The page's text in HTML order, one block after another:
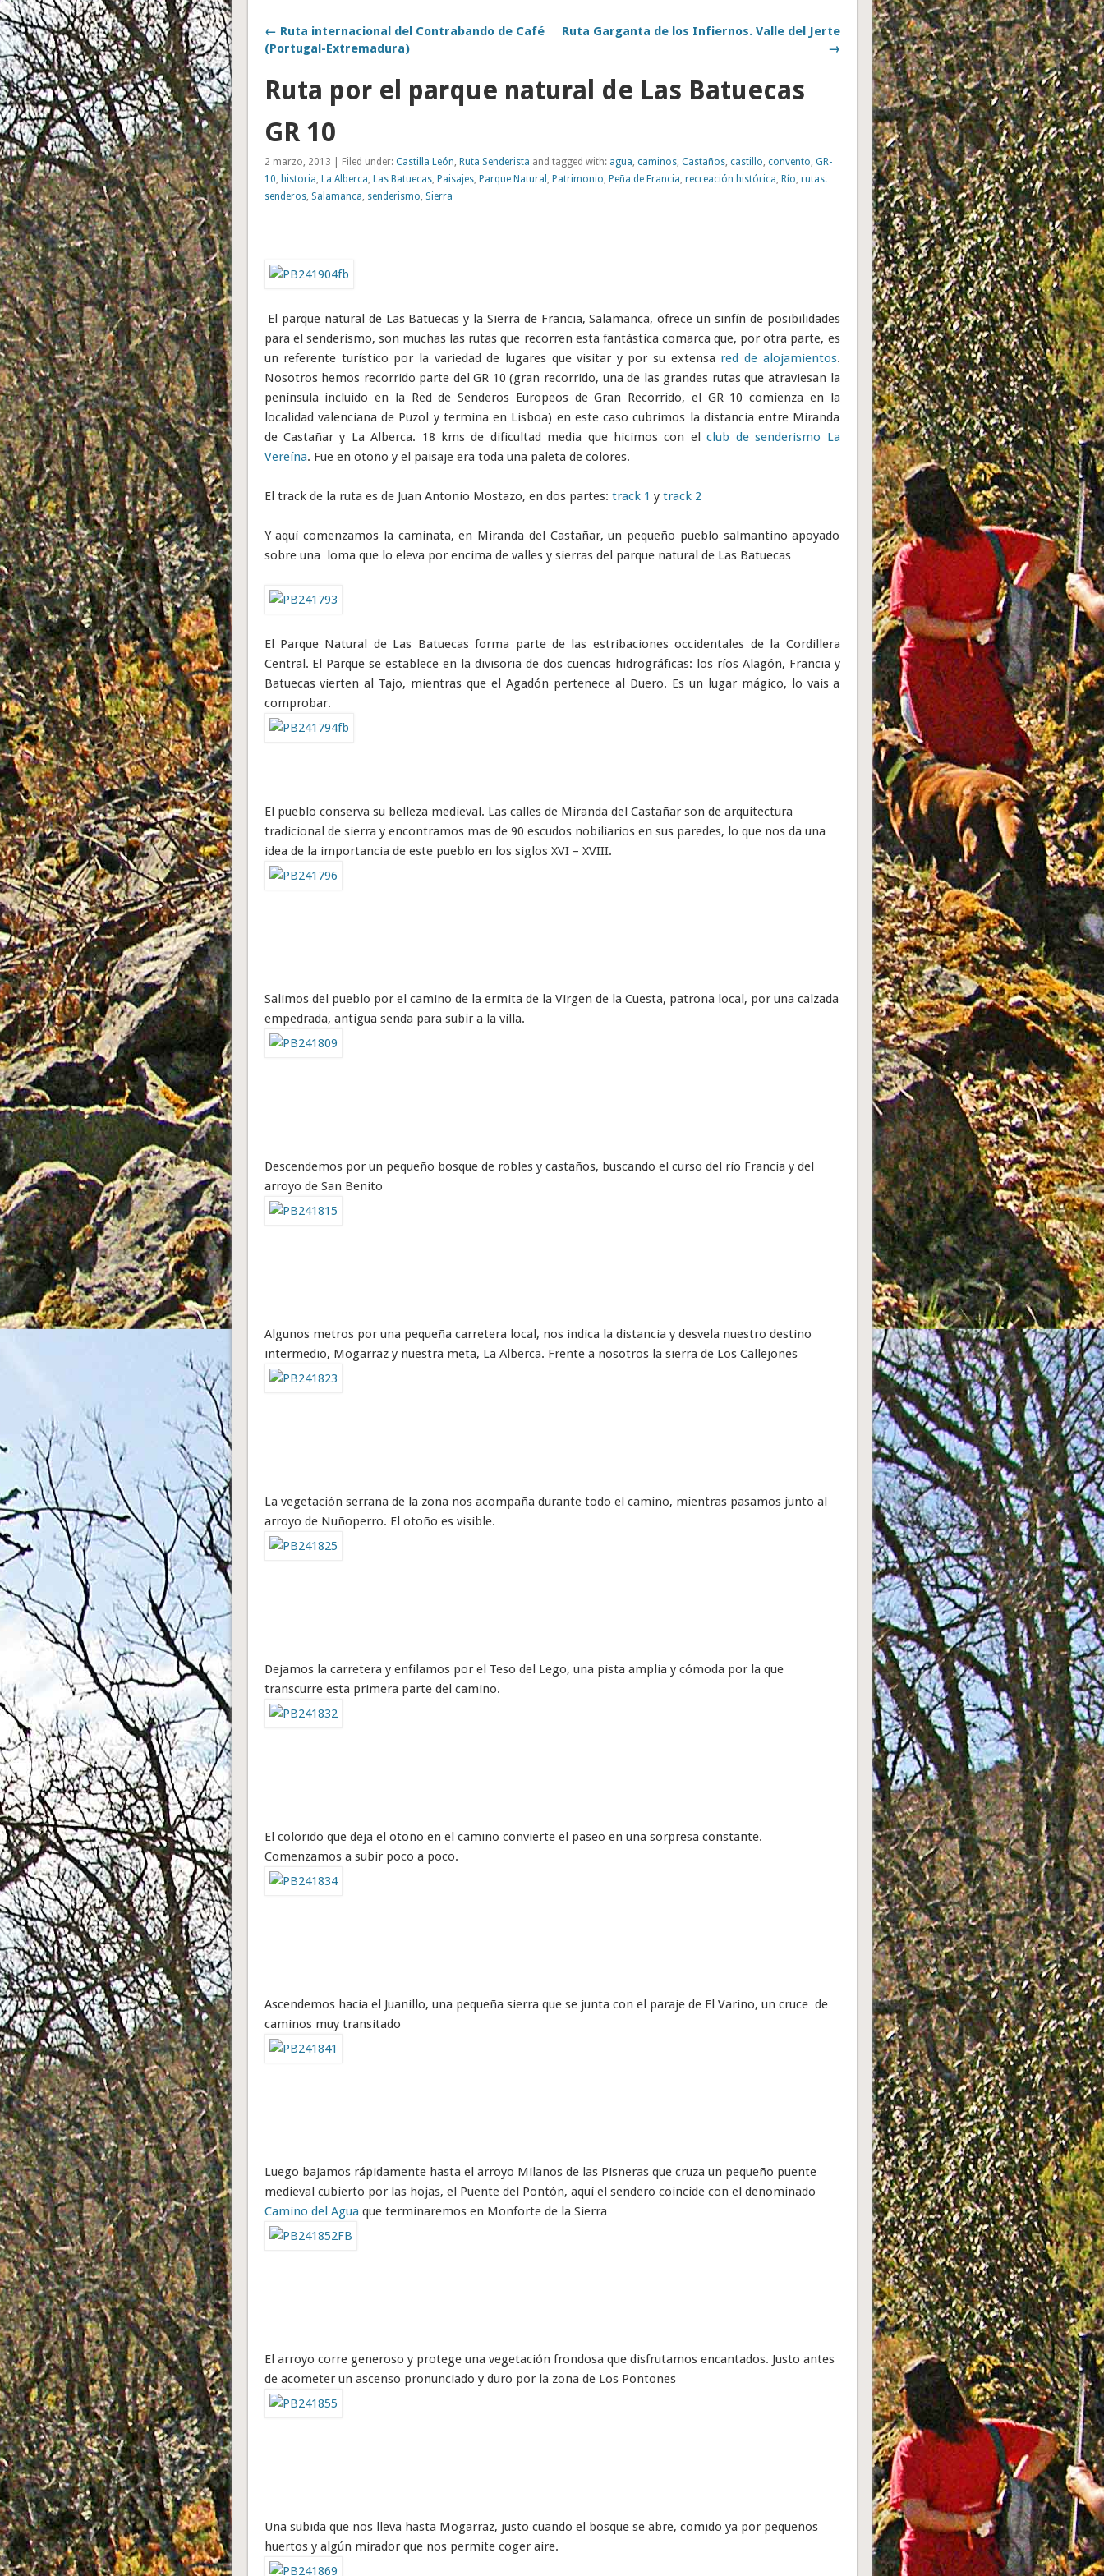
← Ruta internacional del Contrabando de Café
(Portugal-Extremadura)
Ruta Garganta de los Infiernos. Valle del Jerte
→
Ruta por el parque natural de Las Batuecas
GR 10
2 marzo, 2013 | Filed under: Castilla León Ruta Senderista and tagged with: agua caminos, Castaños, castillo convento GR-
10
historia La Alberca Las Batuecas, Paisajes, Parque Natural Patrimonio Peña de Francia recreación histórica Río rutas.
senderos, Salamanca senderismo Sierra
El parque natural de Las Batuecas y la Sierra de Francia, Salamanca, ofrece un sinfín de posibilidades
para el senderismo, son muchas las rutas que recorren esta fantástica comarca que, por otra parte, es
un referente turístico por la variedad de lugares que visitar y por su extensa red de alojamientos.
Nosotros hemos recorrido parte del GR 10 (gran recorrido, una de las grandes rutas que atraviesan la
península incluido en la Red de Senderos Europeos de Gran Recorrido, el GR 10 comienza en la
localidad valenciana de Puzol y termina en Lisboa) en este caso cubrimos la distancia entre Miranda
de Castañar y La Alberca. 18 kms de dificultad media que hicimos con elclub de senderismo La
Vereína. Fue en otoño y el paisaje era toda una paleta de colores.
El track de la ruta es de Juan Antonio Mostazo, en dos partes: track 1 y track 2
Y aquí comenzamos la caminata, en Miranda del Castañar, un pequeño pueblo salmantino apoyado
sobre una loma que lo eleva por encima de valles y sierras del parque natural de Las Batuecas
El Parque Natural de Las Batuecas forma parte de las estribaciones occidentales de la Cordillera
Central. El Parque se establece en la divisoria de dos cuencas hidrográficas: los ríos Alagón, Francia y
Batuecas vierten al Tajo, mientras que el Agadón pertenece al Duero. Es un lugar mágico, lo vais a
comprobar.
El pueblo conserva su belleza medieval. Las calles de Miranda del Castañar son de arquitectura
tradicional de sierra y encontramos mas de 90 escudos nobiliarios en sus paredes, lo que nos da una
idea de la importancia de este pueblo en los siglos XVI – XVIII.
Salimos del pueblo por el camino de la ermita de la Virgen de la Cuesta, patrona local, por una calzada
empedrada, antigua senda para subir a la villa.
Descendemos por un pequeño bosque de robles y castaños, buscando el curso del río Francia y del
arroyo de San Benito
Algunos metros por una pequeña carretera local, nos indica la distancia y desvela nuestro destino
intermedio, Mogarraz y nuestra meta, La Alberca. Frente a nosotros la sierra de Los Callejones
La vegetación serrana de la zona nos acompaña durante todo el camino, mientras pasamos junto al
arroyo de Nuñoperro. El otoño es visible.
Dejamos la carretera y enfilamos por el Teso del Lego, una pista amplia y cómoda por la que
transcurre esta primera parte del camino.
El colorido que deja el otoño en el camino convierte el paseo en una sorpresa constante.
Comenzamos a subir poco a poco.
Ascendemos hacia el Juanillo, una pequeña sierra que se junta con el paraje de El Varino, un cruce de
caminos muy transitado
Luego bajamos rápidamente hasta el arroyo Milanos de las Pisneras que cruza un pequeño puente
medieval cubierto por las hojas, el Puente del Pontón, aquí el sendero coincide con el denominado
Camino del Agua que terminaremos en Monforte de la Sierra
El arroyo corre generoso y protege una vegetación frondosa que disfrutamos encantados. Justo antes
de acometer un ascenso pronunciado y duro por la zona de Los Pontones
Una subida que nos lleva hasta Mogarraz, justo cuando el bosque se abre, comido ya por pequeños
huertos y algún mirador que nos permite coger aire.